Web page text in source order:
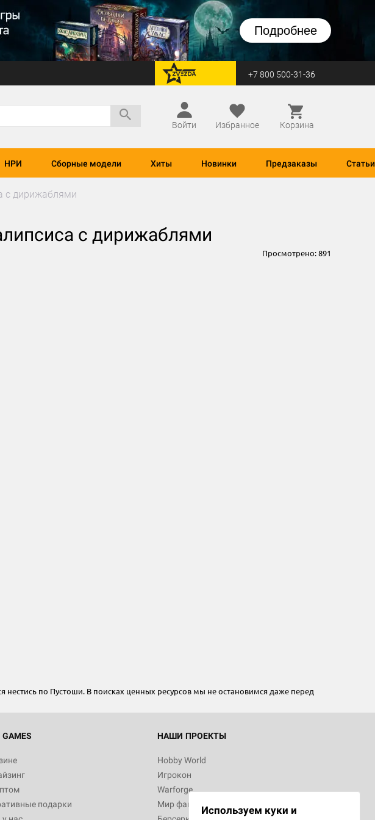
Подробнее
перейти на Zvezda +7 800 500-31-36
Войти
Избранное Корзина
НРИ Сборные модели Хиты Новинки Предзаказы Статьи
с дирижаблями
с дирижаблями
Просмотрено:891
по Пустоши. В поисках ценных ресурсов мы не остановимся даже перед
подарки
НАШИ ПРОЕКТЫ
Hobby World
Игрокон
Warforge
Мир фантастикиИспользуем куки и